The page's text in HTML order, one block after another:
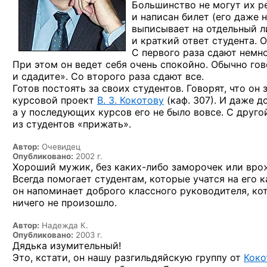
Большинство не могут их
и написан билет (его даже
выписывает на отдельный
и краткий ответ студента.
С первого раза сдают
При этом он ведет себя очень спокойно. Обычно
и сдадите». Со второго раза сдают все.
Готов постоять за своих студентов. Говорят, что
курсовой проект В. З. Кокотову (каф. 307). И даже
а у последующих курсов его не было вовсе. С
из студентов «прижать».
Автор: Очевидец
Опубликовано: 2002 г.
Хороший мужик, без каких-либо заморочек или
Всегда помогает студентам, которые учатся на
он напоминает доброго классного руководителя,
ничего не произошло.
Автор: Надежда К.
Опубликовано: 2003 г.
Дядька изумительный!
Это, кстати, он нашу разгильдяйскую группу от